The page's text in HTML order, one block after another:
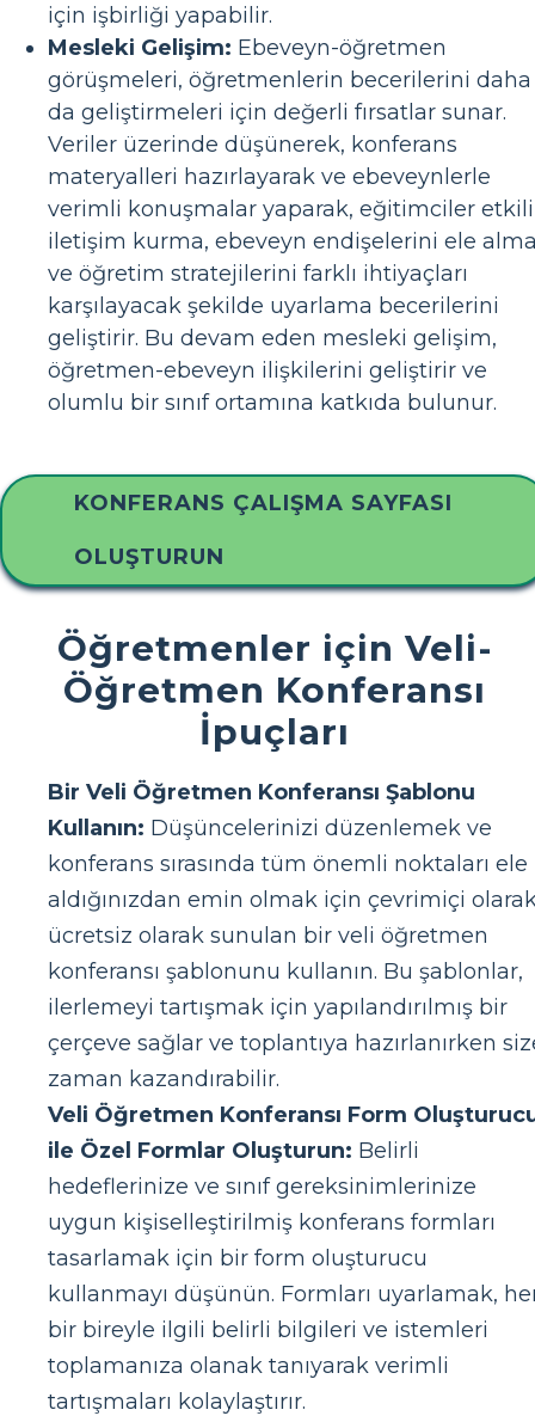
için işbirliği yapabilir.
Mesleki Gelişim: Ebeveyn-öğretmen
görüşmeleri, öğretmenlerin becerilerini daha
da geliştirmeleri için değerli fırsatlar sunar.
Veriler üzerinde düşünerek, konferans
materyalleri hazırlayarak ve ebeveynlerle
verimli konuşmalar yaparak, eğitimciler etkili
iletişim kurma, ebeveyn endişelerini ele
ve öğretim stratejilerini farklı ihtiyaçları
karşılayacak şekilde uyarlama becerilerini
geliştirir. Bu devam eden mesleki gelişim,
öğretmen-ebeveyn ilişkilerini geliştirir ve
olumlu bir sınıf ortamına katkıda bulunur.
KONFERANS ÇALIŞMA SAYFASI
OLUŞTURUN
Öğretmenler için Veli-
Öğretmen Konferansı
İpuçları
Bir Veli Öğretmen Konferansı Şablonu
Kullanın: Düşüncelerinizi düzenlemek ve
konferans sırasında tüm önemli noktaları ele
aldığınızdan emin olmak için çevrimiçi
ücretsiz olarak sunulan bir veli öğretmen
konferansı şablonunu kullanın. Bu şablonlar,
ilerlemeyi tartışmak için yapılandırılmış bir
çerçeve sağlar ve toplantıya hazırlanırken
zaman kazandırabilir.
Veli Öğretmen Konferansı Form
ile Özel Formlar Oluşturun: Belirli
hedeflerinize ve sınıf gereksinimlerinize
uygun kişiselleştirilmiş konferans formları
tasarlamak için bir form oluşturucu
kullanmayı düşünün. Formları uyarlamak,
bir bireyle ilgili belirli bilgileri ve istemleri
toplamanıza olanak tanıyarak verimli
tartışmaları kolaylaştırır.